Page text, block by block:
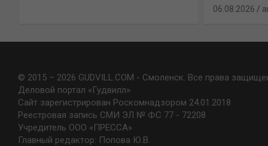
06.08.2026
© 2015 – 2026 GUDVILL.COM - Смоленск. Все права
Деловой портал «Гудвилл»
Сайт зарегистрирован Роскомнадзором 24.01.2018
Реестровая запись СМИ ЭЛ № ФС 77 - 72208
Учредитель ООО «ПРЕССА»
Главный редактор: Попова Ю.В.